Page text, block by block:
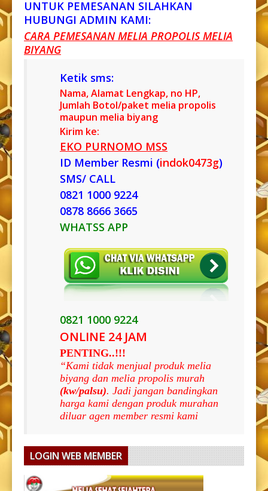
UNTUK PEMESANAN SILAHKAN
HUBUNGI ADMIN KAMI:
CARA PEMESANAN MELIA PROPOLIS MELIA
BIYANG
Ketik sms:
Nama, Alamat Lengkap, no HP,
Jumlah Botol/paket melia propolis
maupun melia biyang
Kirim ke:
EKO PURNOMO MSS
ID Member Resmi (indok0473g)
SMS/ CALL
0821 1000 9224
0878 8666 3665
WHATSS APP
0821 1000 9224
ONLINE 24 JAM
PENTING..!!!
“Kami tidak menjual produk melia
biyang dan melia propolis murah
(kw/palsu). Jadi jangan bandingkan
harga kami dengan produk murahan
diluar agen member resmi kami
LOGIN WEB MEMBER